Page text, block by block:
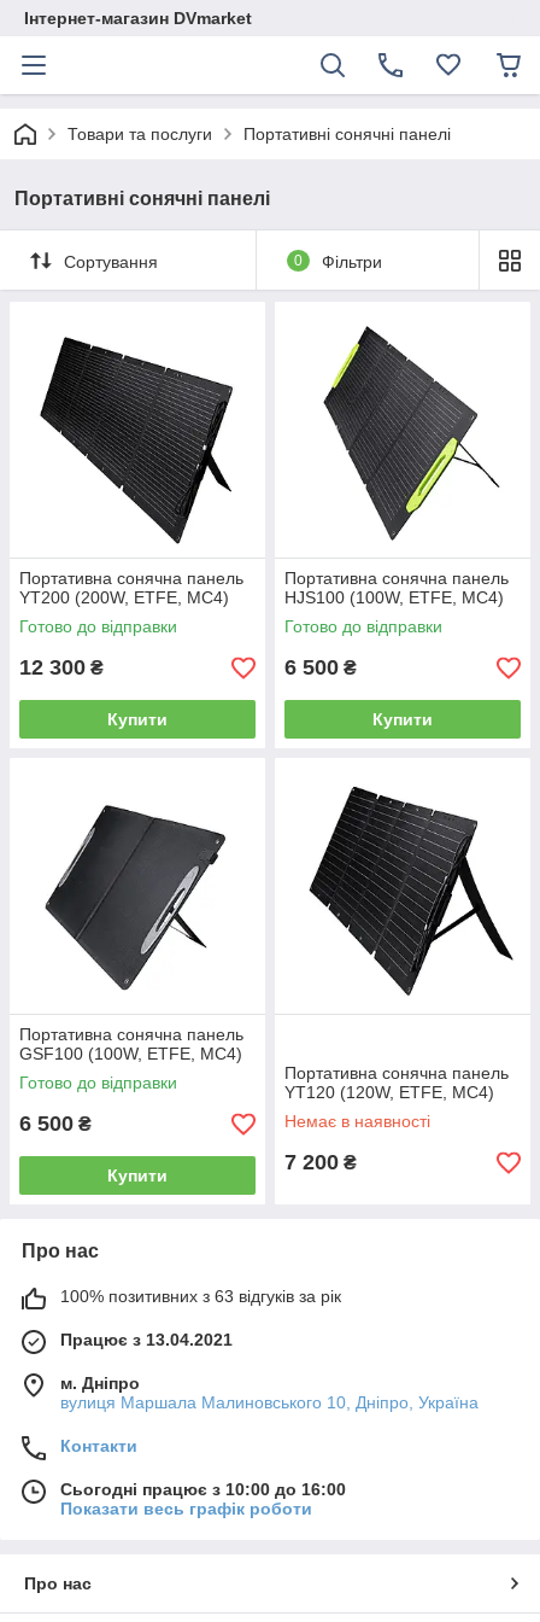
Інтернет-магазин DVmarket
Товари та послуги Портативні сонячні панелі
Портативні сонячні панелі
Сортування 0 Фільтри
Портативна сонячна панель
YT200 (200W, ETFE, MC4)
Готово до відправки
12 300 ₴
Купити
Портативна сонячна панель
HJS100 (100W, ETFE, MC4)
Готово до відправки
6 500 ₴
Купити
Портативна сонячна панель
GSF100 (100W, ETFE, MC4)
Готово до відправки
6 500 ₴
Купити
Портативна сонячна панель
YT120 (120W, ETFE, MC4)
Немає в наявності
7 200 ₴
Про нас
100% позитивних з 63 відгуків за рік
Працює з 13.04.2021
м. Дніпро
вулиця Маршала Малиновського 10, Дніпро, Україна
Контакти
Сьогодні працює з 10:00 до 16:00
Показати весь графік роботи
Про нас